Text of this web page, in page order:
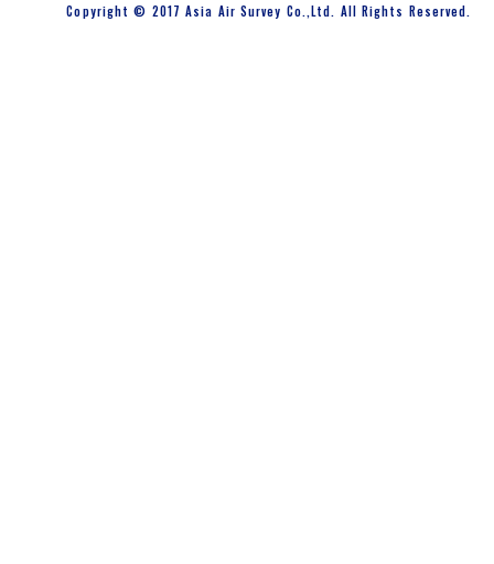
Copyright © 2017 Asia Air Survey Co.,Ltd. All Rights Reserved.